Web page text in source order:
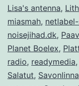
Lisa's antenna,
miasmah,
noisejihad.dk,
Planet Boelex,
radio, readymedia,
Salatut, Savonlinna